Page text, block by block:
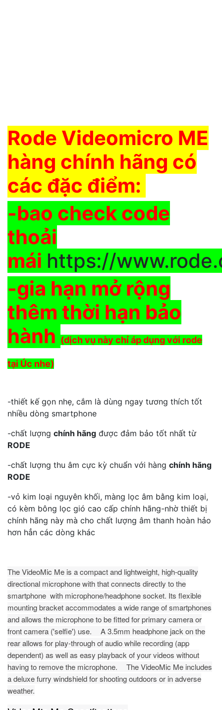
Rode Videomicro ME
hàng chính hãng có
các đặc điểm:
-bao check code
thoải
mái https://
-gia hạn mở rộng
thêm thời hạn bảo
hành (dịch vụ này chỉ áp dụng với rode
tại Úc nhe)
-thiết kế gọn nhẹ, cắm là dùng ngay tương thích tốt
nhiều dòng smartphone
-chất lượng chính hãng được đảm bảo tốt nhất từ
RODE
-chất lượng thu âm cực kỳ chuẩn với hàng chính hãng
RODE
-vỏ kim loại nguyên khối, màng lọc âm bằng kim loại,
có kèm bông lọc gió cao cấp chính hãng-nhờ thiết bị
chính hãng này mà cho chất lượng âm thanh hoàn hảo
hơn hẳn các dòng khác
The VideoMic Me is a compact and lightweight, high-quality
directional microphone with that connects directly to the
smartphone with microphone/headphone socket. Its flexible
mounting bracket accommodates a wide range of smartphones
and allows the microphone to be fitted for primary camera or
front camera ('selfie') use. A 3.5mm headphone jack on the
rear allows for play-through of audio while recording (app
dependent) as well as easy playback of your videos without
having to remove the microphone. The VideoMic Me includes
a deluxe furry windshield for shooting outdoors or in adverse
weather.